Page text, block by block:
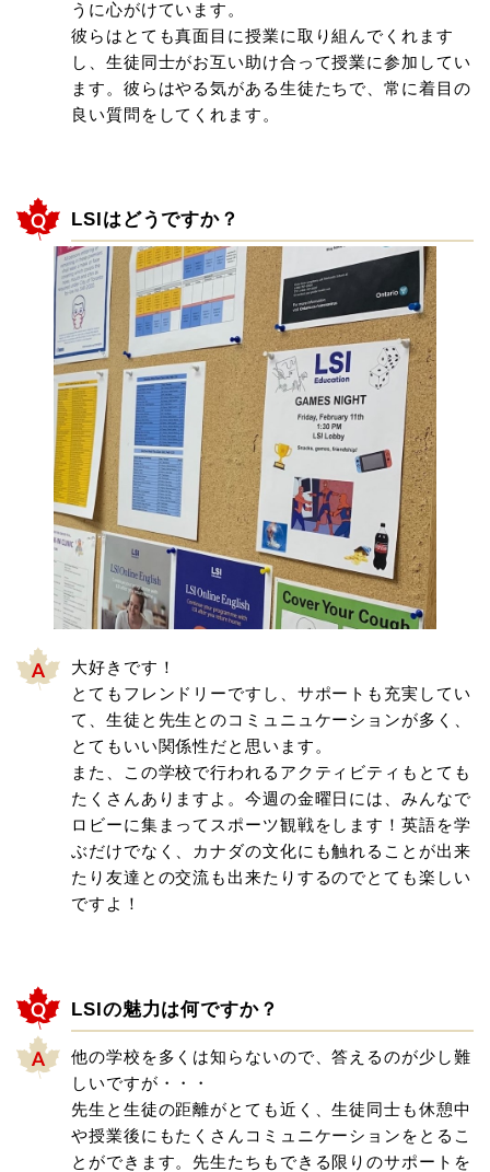
うに心がけています。
彼らはとても真面目に授業に取り組んでくれます
し、生徒同士がお互い助け合って授業に参加してい
ます。彼らはやる気がある生徒たちで、常に着目の
良い質問をしてくれます。
LSIはどうですか？
大好きです！
とてもフレンドリーですし、サポートも充実してい
て、生徒と先生とのコミュニュケーションが多く、
とてもいい関係性だと思います。
また、この学校で行われるアクティビティもとても
たくさんありますよ。今週の金曜日には、みんなで
ロビーに集まってスポーツ観戦をします！英語を学
ぶだけでなく、カナダの文化にも触れることが出来
たり友達との交流も出来たりするのでとても楽しい
ですよ！
LSIの魅力は何ですか？
他の学校を多くは知らないので、答えるのが少し難
しいですが・・・
先生と生徒の距離がとても近く、生徒同士も休憩中
や授業後にもたくさんコミュニケーションをとるこ
とができます。先生たちもできる限りのサポートを